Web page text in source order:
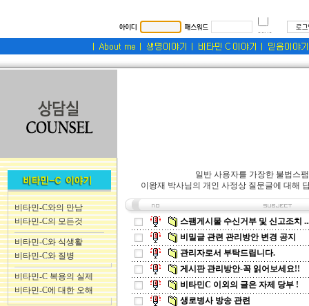
비타민-C와의 만남
비타민-C의 모든것
비타민-C와 식생활
비타민-C와 질병
비타민-C 복용의 실제
비타민-C에 대한 오해
일반 사용자를 가장한 불법스
이왕재 박사님의 개인 사정상 질문글에 대해
스팸게시물 수신거부 및 신고조치
비밀글 관련 관리방안 변경 공지
관리자로서 부탁드립니다.
게시판 관리방안-꼭 읽어보세요!!
비타민C 이외의 글은 자제 당부 !
생로병사 방송 관련